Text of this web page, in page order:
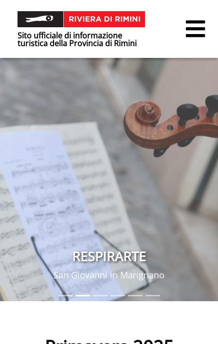
Sito ufficiale di informazione
turistica della Provincia di Rimini
RESPIRARTE
San Giovanni in Marignano